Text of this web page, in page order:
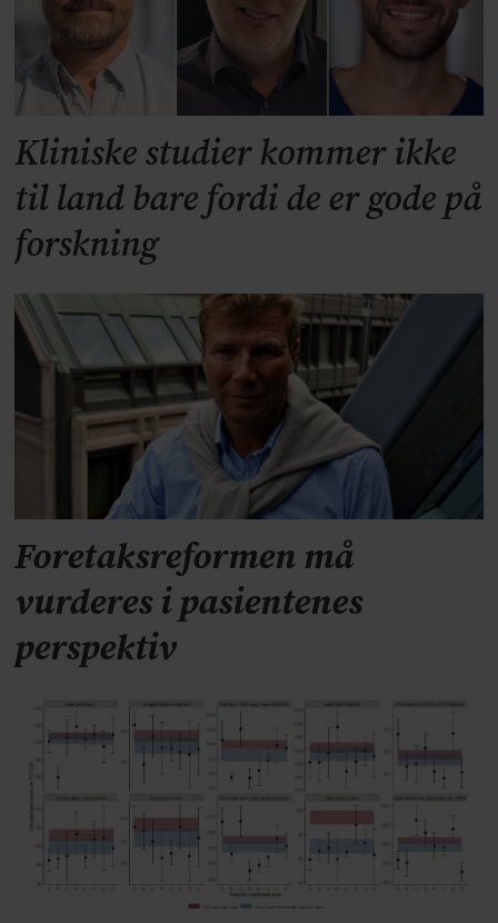
Kliniske studier kommer ikke
til land bare fordi de er gode på
forskning
Foretaksreformen må
vurderes i pasientenes
perspektiv